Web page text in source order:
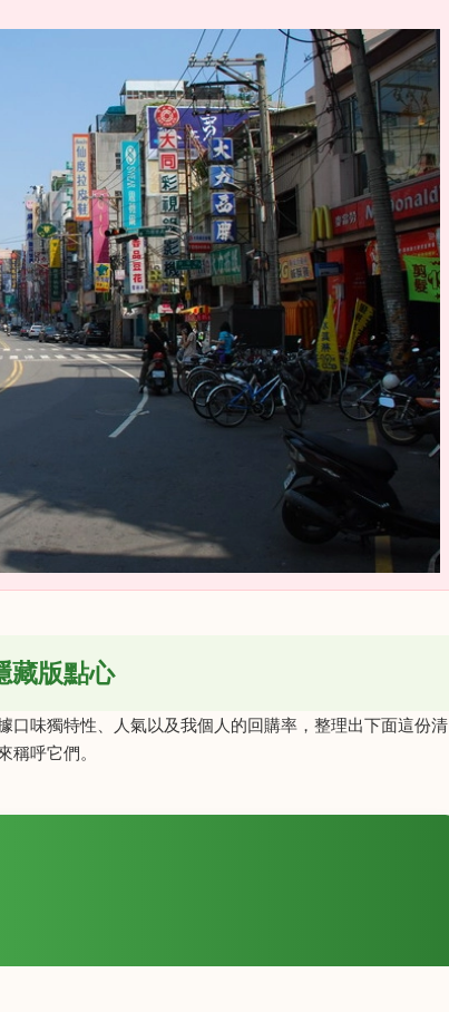
藏版點心
味獨特性、人氣以及我個人的回購率，整理出下面這份清
呼它們。